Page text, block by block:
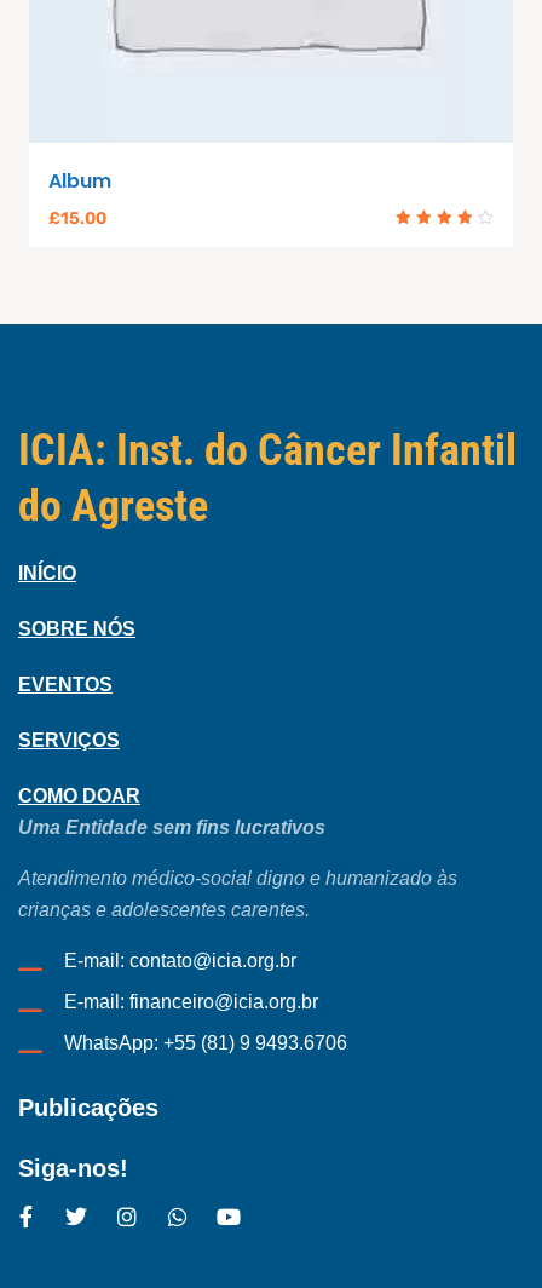
Album
£15.00
ICIA: Inst. do Câncer Infantil
do Agreste
INÍCIO
SOBRE NÓS
EVENTOS
SERVIÇOS
COMO DOAR
Uma Entidade sem fins lucrativos
Atendimento médico-social digno e humanizado às
crianças e adolescentes carentes.
E-mail: contato@icia.org.br
E-mail: financeiro@icia.org.br
WhatsApp: +55 (81) 9 9493.6706
Publicações
Siga-nos!